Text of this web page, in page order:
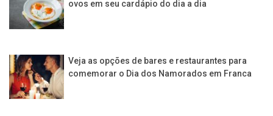
ovos em seu cardápio do dia a dia
Veja as opções de bares e restaurantes para
comemorar o Dia dos Namorados em Franca